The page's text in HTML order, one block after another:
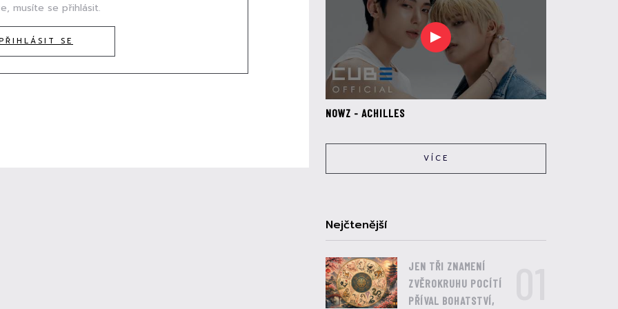
musíte se přihlásit.
SE
NOWZ - ACHILLES
VÍCE
Nejčtenější
JEN TŘI ZNAMENÍ
ZVĚROKRUHU POCÍTÍ
PŘÍVAL BOHATSTVÍ,